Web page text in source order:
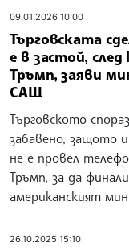
09.01.2026 10:00
Търговската
е в застой,
Тръмп, заяви
САЩ
Търговското
забавено, защото
не е провел
Тръмп, за да
американският
26.10.2025 15:10